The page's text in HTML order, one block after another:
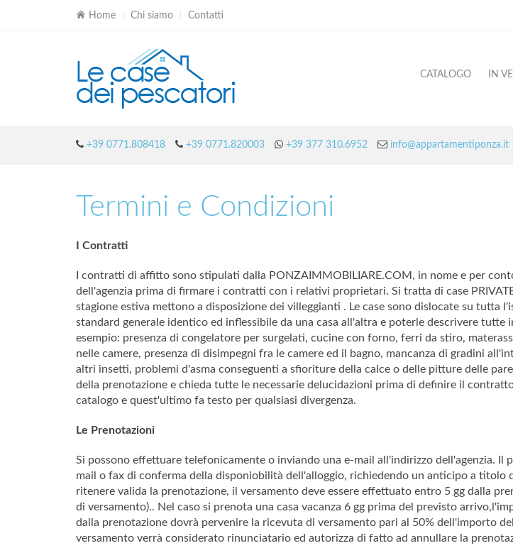
Home Chi siamo Contatti
CATALOGO IN
+39 0771.808418 +39 0771.820003 +39 377 310.6952 info@appartamentiponza.it
Termini e Condizioni
I Contratti
I contratti di affitto sono stipulati dalla PONZAIMMOBILIARE.COM, in nome e per
dell'agenzia prima di firmare i contratti con i relativi proprietari. Si tratta di case
stagione estiva mettono a disposizione dei villeggianti . Le case sono dislocate su tutta
standard generale identico ed inflessibile da una casa all'altra e poterle descrivere
esempio: presenza di congelatore per surgelati, cucine con forno, ferri da stiro,
nelle camere, presenza di disimpegni fra le camere ed il bagno, mancanza di gradini
altri insetti, problemi d'asma conseguenti a sfioriture della calce o delle pitture delle
della prenotazione e chieda tutte le necessarie delucidazioni prima di definire il
catalogo e quest'ultimo fa testo per qualsiasi divergenza.
Le Prenotazioni
Si possono effettuare telefonicamente o inviando una e-mail all'indirizzo dell'agenzia.
mail o fax di conferma della disponiobilità dell'alloggio, richiedendo un anticipo a
ritenere valida la prenotazione, il versamento deve essere effettuato entro 5 gg dalla
di versamento).. Nel caso si prenota una casa vacanza 6 gg prima del previsto
dalla prenotazione dovrà pervenire la ricevuta di versamento pari al 50% dell'importo
versamento verrà considerato rinunciatario ed autorizza di fatto ad annullare la